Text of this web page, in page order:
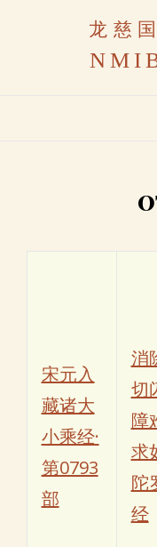
龙慈
宋元入
藏诸大
小乘经·
第0793
部
消
切
障
求
陀
经